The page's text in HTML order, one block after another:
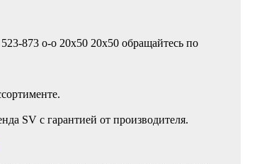
873 o-o 20x50 20x50 обращайтесь по
SV с гарантией от производителя.